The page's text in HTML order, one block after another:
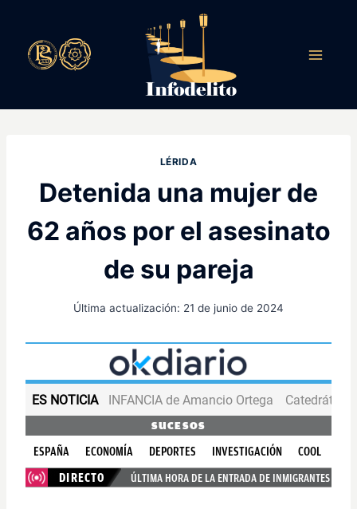
contenido
LÉRIDA
Detenida una mujer de
62 años por el asesinato
de su pareja
Última actualización: 21 de junio de 2024